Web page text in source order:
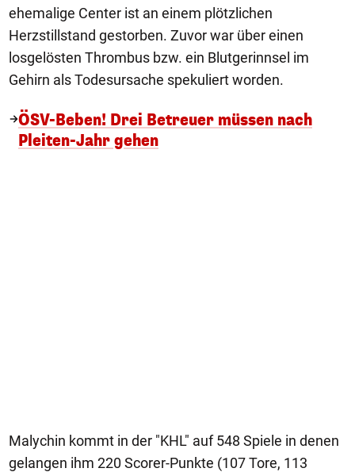
ehemalige Center ist an einem plötzlichen
Herzstillstand gestorben. Zuvor war über einen
losgelösten Thrombus bzw. ein Blutgerinnsel im
Gehirn als Todesursache spekuliert worden.
ÖSV-Beben! Drei Betreuer müssen nach
Pleiten-Jahr gehen
Malychin kommt in der "KHL" auf 548 Spiele in denen
gelangen ihm 220 Scorer-Punkte (107 Tore, 113